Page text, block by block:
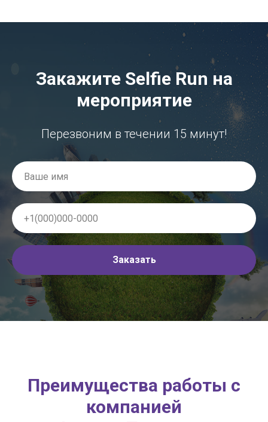
Закажите Selfie Run на
мероприятие
Перезвоним в течении 15 минут!
Заказать
Преимущества работы с
компанией